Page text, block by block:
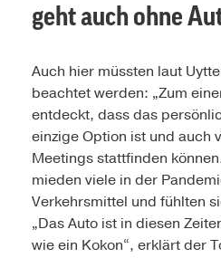
geht auch ohne
Auch hier müssten laut
beachtet werden: „Zum
entdeckt, dass das
einzige Option ist und auch
Meetings stattfinden
mieden viele in der
Verkehrsmittel und fühlten
„Das Auto ist in diesen
wie ein Kokon“, erklärt der